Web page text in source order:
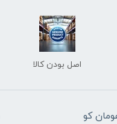
اصل بودن کالا
کو